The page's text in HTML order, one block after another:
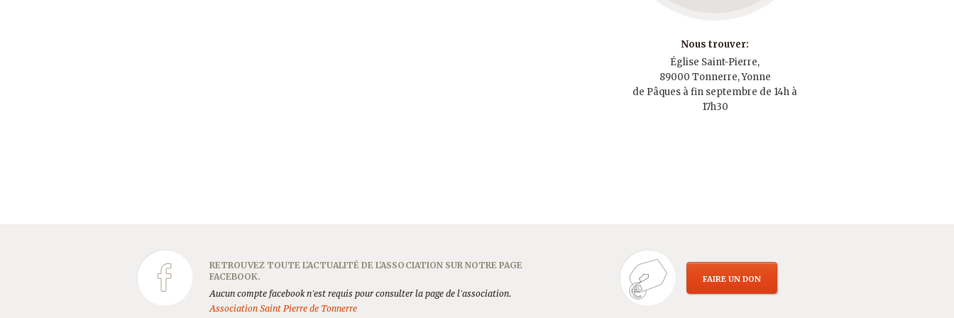
Nous trouver:
Église Saint-Pierre,
89000 Tonnerre, Yonne
de Pâques à fin septembre de 14h à
17h30
RETROUVEZ TOUTE L'ACTUALITÉ DE L'ASSOCIATION SUR NOTRE PAGE
FACEBOOK.
Aucun compte facebook n'est requis pour consulter la page de l'association.
Association Saint Pierre de Tonnerre
FAIRE UN DON